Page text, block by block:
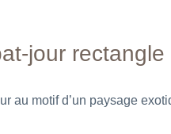
jour
au motif d’un paysage